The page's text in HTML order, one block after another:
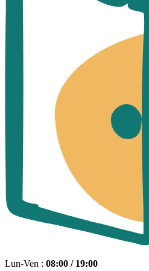
Lun-Ven : 08:00 / 19:00